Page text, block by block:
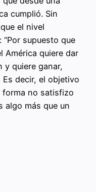
cumplió. Sin
el nivel
supuesto que
América quiere dar
y quiere ganar,
decir, el objetivo
no satisfizo
algo más que un